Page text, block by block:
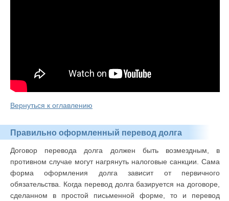
Вернуться к оглавлению
Правильно оформленный перевод долга
Договор перевода долга должен быть возмездным, в
противном случае могут нагрянуть налоговые санкции. Сама
форма оформления долга зависит от первичного
обязательства. Когда перевод долга базируется на договоре,
сделанном в простой письменной форме, то и перевод